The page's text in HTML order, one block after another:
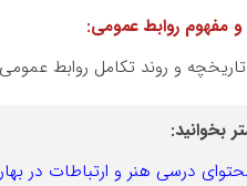
مفهوم روابط عمومی:
و روند تکامل روابط
بخوانید:
درسی هنر و ارتباطات در بهار 1404